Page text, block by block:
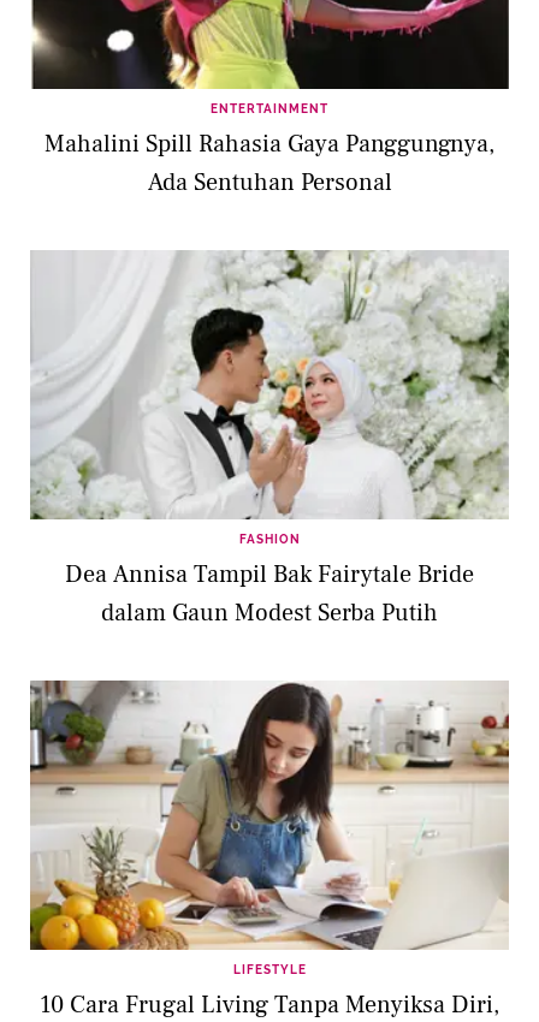
ENTERTAINMENT
Mahalini Spill Rahasia Gaya Panggungnya,
Ada Sentuhan Personal
FASHION
Dea Annisa Tampil Bak Fairytale Bride
dalam Gaun Modest Serba Putih
LIFESTYLE
10 Cara Frugal Living Tanpa Menyiksa Diri,